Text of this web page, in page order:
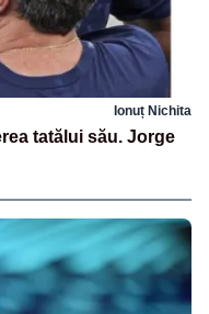
Ionuț Nichita
tatălui său. Jorge